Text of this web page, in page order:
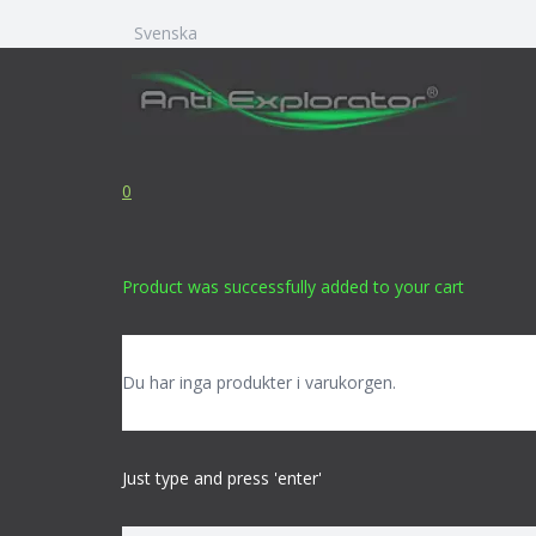
Svenska
0
Product was successfully added to your cart
Du har inga produkter i varukorgen.
Just type and press 'enter'